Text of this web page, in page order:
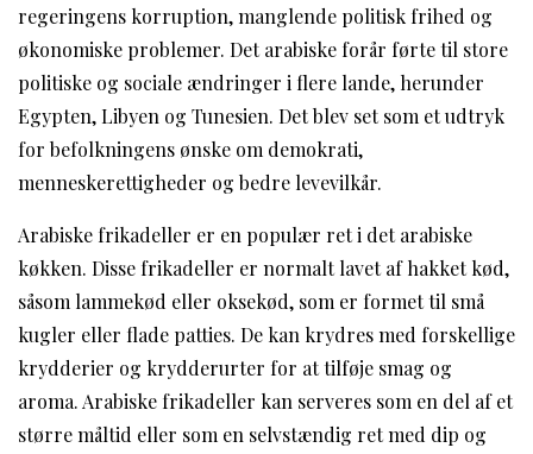
regeringens korruption, manglende politisk frihed og
økonomiske problemer. Det arabiske forår førte til store
politiske og sociale ændringer i flere lande, herunder
Egypten, Libyen og Tunesien. Det blev set som et udtryk
for befolkningens ønske om demokrati,
menneskerettigheder og bedre levevilkår.
Arabiske frikadeller er en populær ret i det arabiske
køkken. Disse frikadeller er normalt lavet af hakket kød,
såsom lammekød eller oksekød, som er formet til små
kugler eller flade patties. De kan krydres med forskellige
krydderier og krydderurter for at tilføje smag og
aroma. Arabiske frikadeller kan serveres som en del af et
større måltid eller som en selvstændig ret med dip og